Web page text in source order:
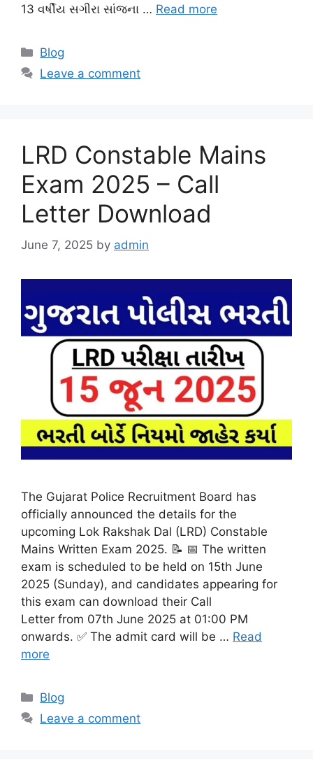
13 વર્ષીય સગીરા સાંજના … Read more
Categories
Blog
Leave a comment
LRD Constable Mains
Exam 2025 – Call
Letter Download
June 7, 2025 by admin
The Gujarat Police Recruitment Board has
officially announced the details for the
upcoming Lok Rakshak Dal (LRD) Constable
Mains Written Exam 2025. 📝 📅 The written
exam is scheduled to be held on 15th June
2025 (Sunday), and candidates appearing for
this exam can download their Call
Letter from 07th June 2025 at 01:00 PM
onwards. ✅ The admit card will be … Read
more
Categories
Blog
Leave a comment